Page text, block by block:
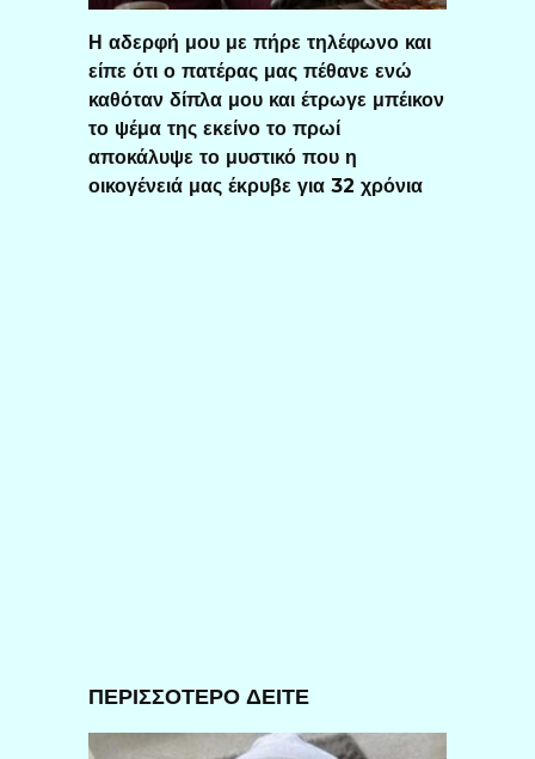
Η αδερφή μου με πήρε τηλέφωνο και
είπε ότι ο πατέρας μας πέθανε ενώ
καθόταν δίπλα μου και έτρωγε μπέικον
το ψέμα της εκείνο το πρωί
αποκάλυψε το μυστικό που η
οικογένειά μας έκρυβε για 32 χρόνια
ΠΕΡΙΣΣΟΤΕΡΟ ΔΕΙΤΕ